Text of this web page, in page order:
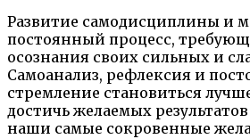
Развитие самодисциплины и
постоянный процесс,
осознания своих сильных и
Самоанализ, рефлексия и
стремление становиться
достичь желаемых
наши самые сокровенные